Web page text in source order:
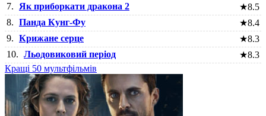
7.
Як приборкати дракона 2 ★8.5
8. Панда Кунг-Фу ★8.4
9. Крижане серце ★8.3
10. Льодовиковий період ★8.3
Кращі 50 мультфільмів